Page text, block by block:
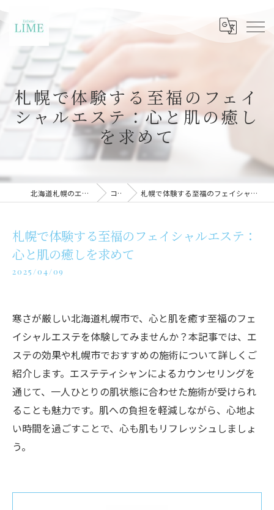
札幌で体験する至福のフェイ
シャルエステ：心と肌の癒し
を求めて
北海道札幌のエステならLIME札幌 コラム 札幌で体験する至福のフェイシャルエステ：心と肌の癒しを求めて
札幌で体験する至福のフェイシャルエステ：
心と肌の癒しを求めて
2025/04/09
寒さが厳しい北海道札幌市で、心と肌を癒す至福のフェ
イシャルエステを体験してみませんか？本記事では、エ
ステの効果や札幌市でおすすめの施術について詳しくご
紹介します。エステティシャンによるカウンセリングを
通じて、一人ひとりの肌状態に合わせた施術が受けられ
ることも魅力です。肌への負担を軽減しながら、心地よ
い時間を過ごすことで、心も肌もリフレッシュしましょ
う。